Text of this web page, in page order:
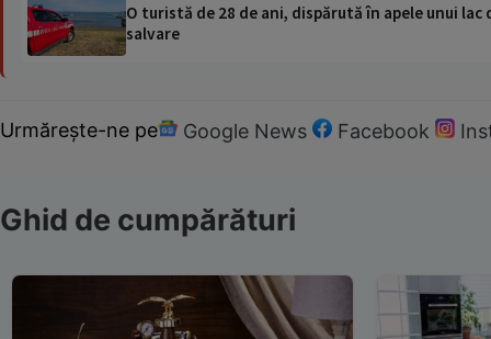
O turistă de 28 de ani, dispărută în apele unui
salvare
Urmărește-ne pe Google News Facebook
Ghid de cumpărături